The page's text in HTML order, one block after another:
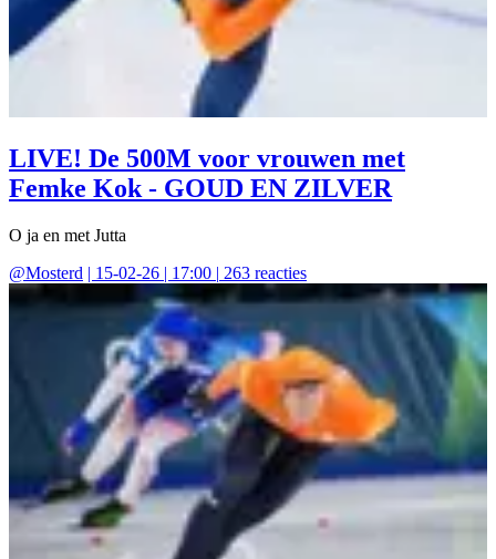
LIVE! De 500M voor vrouwen met
Femke Kok - GOUD EN ZILVER
O ja en met Jutta
@Mosterd | 15-02-26 | 17:00 | 263 reacties